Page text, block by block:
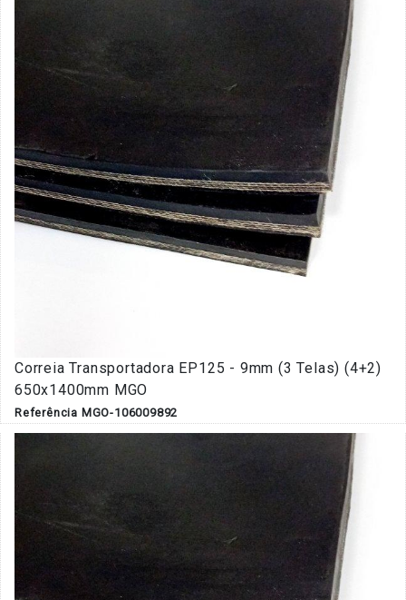
Correia Transportadora EP125 - 9mm (3 Telas) (4+2)
650x1400mm MGO
Referência MGO-106009892